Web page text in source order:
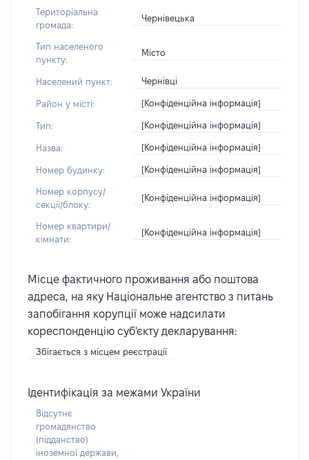
Територіальна
громада:
Чернівецька
Тип населеного
пункту:
Місто
Населений пункт: Чернівці
Район у місті: [Конфіденційна інформація]
Тип: [Конфіденційна інформація]
Назва: [Конфіденційна інформація]
Номер будинку: [Конфіденційна інформація]
Номер корпусу/
секції/блоку:
[Конфіденційна інформація]
Номер квартири/
кімнати:
[Конфіденційна інформація]
Місце фактичного проживання або поштова
адреса, на яку Національне агентство з питань
запобігання корупції може надсилати
кореспонденцію суб'єкту декларування:
Збігається з місцем реєстрації
Ідентифікація за межами України
Відсутнє
громадянство
(підданство)
іноземної держави,